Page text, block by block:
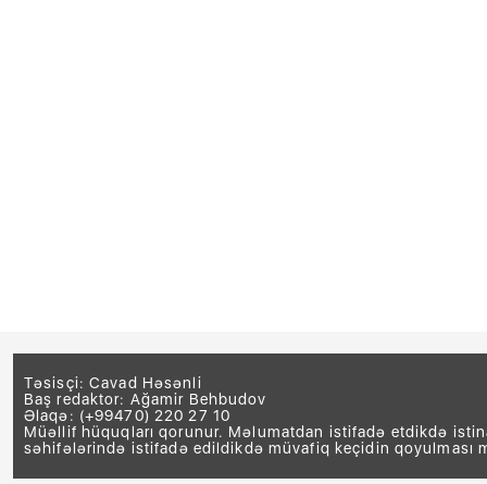
Təsisçi: Cavad Həsənli
Baş redaktor: Ağamir Behbudov
Əlaqə: (+99470) 220 27 10
Müəllif hüquqları qorunur. Məlumatdan istifadə etdikdə
səhifələrində istifadə edildikdə müvafiq keçidin qoyulması